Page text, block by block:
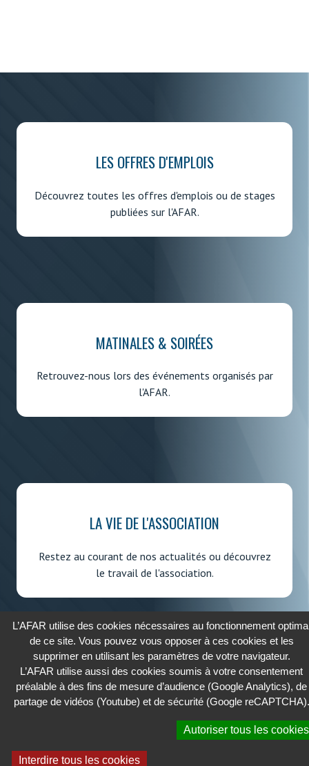
LES OFFRES D'EMPLOIS
Découvrez toutes les offres d'emplois ou de stages
publiées sur l'AFAR.
MATINALES & SOIRÉES
Retrouvez-nous lors des événements organisés par
l'AFAR.
LA VIE DE L'ASSOCIATION
Restez au courant de nos actualités ou découvrez
le travail de l'association.
2026 - AFAR
ASSOCIATION FRANÇAISE DES AFFAIRES RÉGLEMENTAIRES
Confidentialité
Mentions légales
L’AFAR utilise des cookies nécessaires au fonctionnement
de ce site. Vous pouvez vous opposer à ces cookies et les
supprimer en utilisant les paramètres de votre navigateur.
L’AFAR utilise aussi des cookies soumis à votre consentement
préalable à des fins de mesure d’audience (Google Analytics), de
partage de vidéos (Youtube) et de sécurité (Google reCAPTCHA).
Autoriser tous les cookies
Interdire tous les cookies